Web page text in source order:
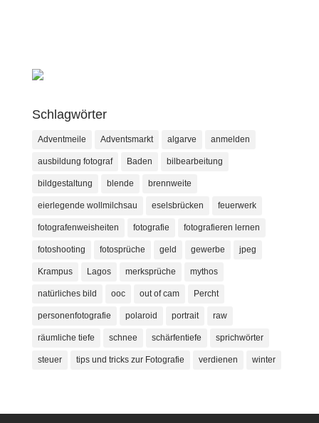
Schlagwörter
Adventmeile Adventsmarkt algarve anmelden
ausbildung fotograf Baden bilbearbeitung
bildgestaltung blende brennweite
eierlegende wollmilchsau eselsbrücken feuerwerk
fotografenweisheiten fotografie fotografieren lernen
fotoshooting fotosprüche geld gewerbe jpeg
Krampus Lagos merksprüche mythos
natürliches bild ooc out of cam Percht
personenfotografie polaroid portrait raw
räumliche tiefe schnee schärfentiefe sprichwörter
steuer tips und tricks zur Fotografie verdienen winter